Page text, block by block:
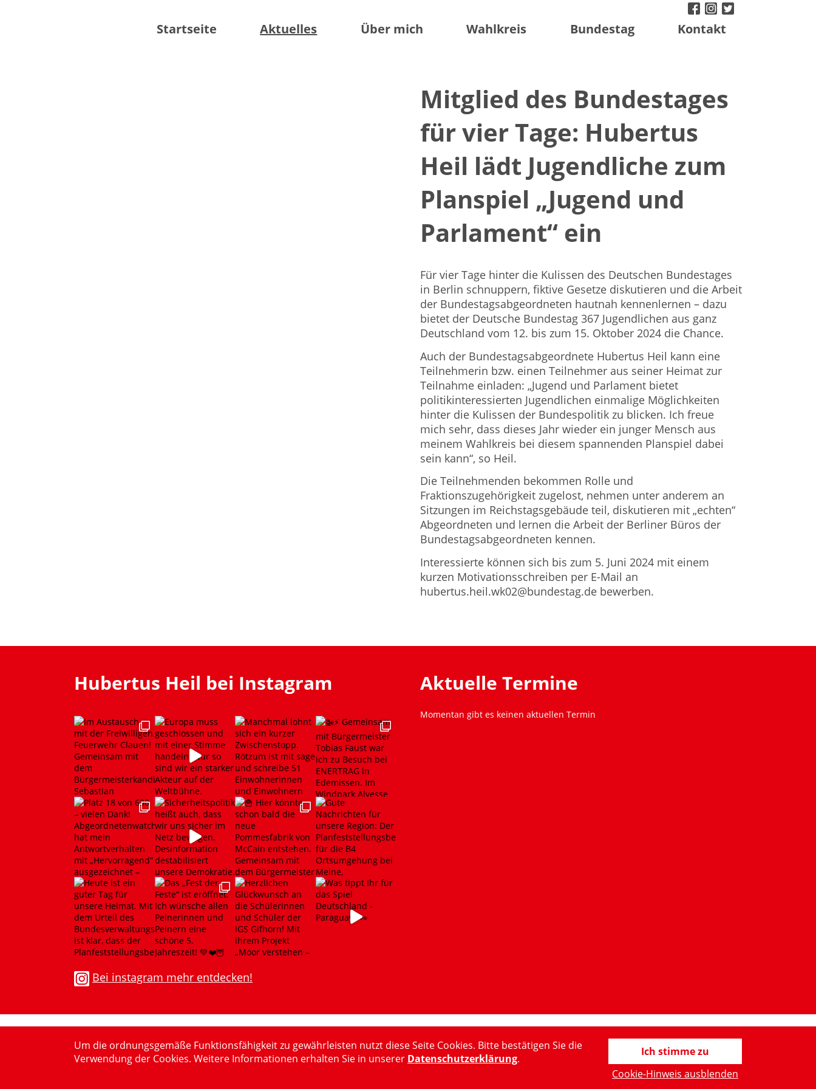
facebook
instagram
twitter
Startseite Aktuelles Über mich Wahlkreis Bundestag Kontakt
Mitglied des Bundestages
für vier Tage: Hubertus
Heil lädt Jugendliche zum
Planspiel „Jugend und
Parlament“ ein
Für vier Tage hinter die Kulissen des Deutschen Bundestages
in Berlin schnuppern, fiktive Gesetze diskutieren und die Arbeit
der Bundestagsabgeordneten hautnah kennenlernen – dazu
bietet der Deutsche Bundestag 367 Jugendlichen aus ganz
Deutschland vom 12. bis zum 15. Oktober 2024 die Chance.
Auch der Bundestagsabgeordnete Hubertus Heil kann eine
Teilnehmerin bzw. einen Teilnehmer aus seiner Heimat zur
Teilnahme einladen: „Jugend und Parlament bietet
politikinteressierten Jugendlichen einmalige Möglichkeiten
hinter die Kulissen der Bundespolitik zu blicken. Ich freue
mich sehr, dass dieses Jahr wieder ein junger Mensch aus
meinem Wahlkreis bei diesem spannenden Planspiel dabei
sein kann“, so Heil.
Die Teilnehmenden bekommen Rolle und
Fraktionszugehörigkeit zugelost, nehmen unter anderem an
Sitzungen im Reichstagsgebäude teil, diskutieren mit „echten“
Abgeordneten und lernen die Arbeit der Berliner Büros der
Bundestagsabgeordneten kennen.
Interessierte können sich bis zum 5. Juni 2024 mit einem
kurzen Motivationsschreiben per E-Mail an
hubertus.heil.wk02@bundestag.de bewerben.
Hubertus Heil bei Instagram
Bei instagram mehr entdecken!
Aktuelle Termine
Momentan gibt es keinen aktuellen Termin
Um die ordnungsgemäße Funktionsfähigkeit zu gewährleisten nutzt diese Seite Cookies. Bitte bestätigen Sie die
Verwendung der Cookies. Weitere Informationen erhalten Sie in unserer Datenschutzerklärung.
Ich stimme zu
Cookie-Hinweis ausblenden